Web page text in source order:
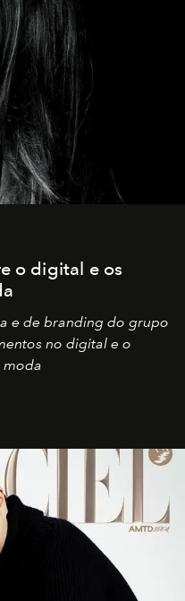
o digital e os
e de branding do grupo
no digital e o
moda